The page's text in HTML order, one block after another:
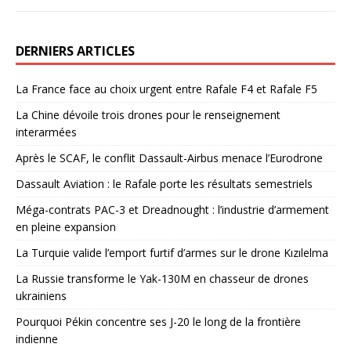
DERNIERS ARTICLES
La France face au choix urgent entre Rafale F4 et Rafale F5
La Chine dévoile trois drones pour le renseignement
interarmées
Après le SCAF, le conflit Dassault-Airbus menace l’Eurodrone
Dassault Aviation : le Rafale porte les résultats semestriels
Méga-contrats PAC-3 et Dreadnought : l’industrie d’armement
en pleine expansion
La Turquie valide l’emport furtif d’armes sur le drone Kızılelma
La Russie transforme le Yak-130M en chasseur de drones
ukrainiens
Pourquoi Pékin concentre ses J-20 le long de la frontière
indienne